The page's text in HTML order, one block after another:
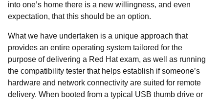
into one’s home there is a new willingness, and even
expectation, that this should be an option.
What we have undertaken is a unique approach that
provides an entire operating system tailored for the
purpose of delivering a Red Hat exam, as well as running
the compatibility tester that helps establish if someone’s
hardware and network connectivity are suited for remote
delivery. When booted from a typical USB thumb drive or